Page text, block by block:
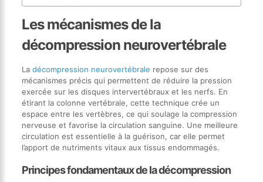
Les mécanismes de la
décompression neurovertébrale
La décompression neurovertébrale repose sur des
mécanismes précis qui permettent de réduire la pression
exercée sur les disques intervertébraux et les nerfs. En
étirant la colonne vertébrale, cette technique crée un
espace entre les vertèbres, ce qui soulage la compression
nerveuse et favorise la circulation sanguine. Une meilleure
circulation est essentielle à la guérison, car elle permet
l’apport de nutriments vitaux aux tissus endommagés.
Principes fondamentaux de la décompression